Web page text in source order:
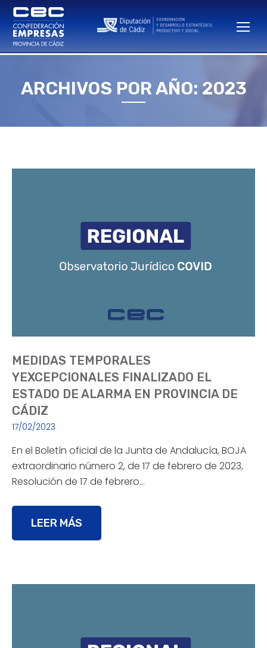
ARCHIVOS POR AÑO: 2023
Estás aquí:
MEDIDAS TEMPORALES
YEXCEPCIONALES FINALIZADO EL
ESTADO DE ALARMA EN PROVINCIA DE
CÁDIZ
17/02/2023
En el Boletín oficial de la Junta de Andalucía, BOJA
extraordinario número 2, de 17 de febrero de 2023,
Resolución de 17 de febrero…
LEER MÁS